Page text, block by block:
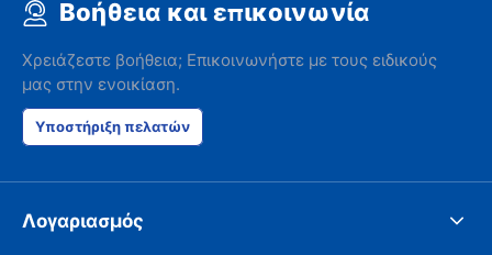
Βοήθεια και επικοινωνία
Χρειάζεστε βοήθεια; Επικοινωνήστε με τους ειδικούς
μας στην ενοικίαση.
Υποστήριξη πελατών
Λογαριασμός